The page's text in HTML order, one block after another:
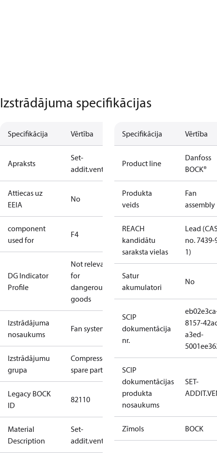
Izstrādājuma specifikācijas
Specifikācija Vērtība
Apraksts
Set-
addit.ventila.ø250/F4
Attiecas uz
EEIA
No
component
used for
F4
DG Indicator
Profile
Not relevant
for
dangerous
goods
Izstrādājuma
nosaukums
Fan system
Izstrādājumu
grupa
Compressors
spare parts
Legacy BOCK
ID
82110
Material
Description
Set-
addit.ventila.ø250/F4
Specifikācija Vērtība
Product line
Danfoss
BOCK®
Produkta
veids
Fan
assembly
REACH
kandidātu
saraksta vielas
Lead
no. 7439-
1)
Satur
akumulatori
No
SCIP
dokumentācija
nr.
8157-
a3ed-
SCIP
dokumentācijas
produkta
nosaukums
SET-
Zīmols BOCK